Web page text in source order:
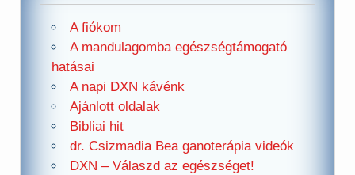
A fiókom
A mandulagomba egészségtámogató
hatásai
A napi DXN kávénk
Ajánlott oldalak
Bibliai hit
dr. Csizmadia Bea ganoterápia videók
DXN – Válaszd az egészséget!